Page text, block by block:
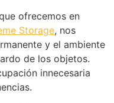
ofrecemos en
Storage, nos
y el ambiente
de los objetos.
innecesaria